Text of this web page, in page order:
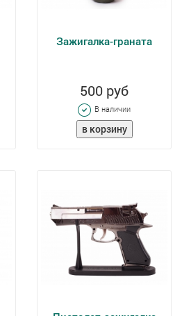
Зажигалка-граната
500 руб
В наличии